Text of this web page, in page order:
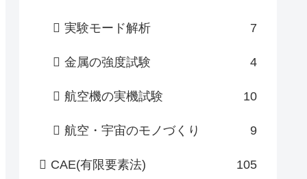
実験モード解析 7
金属の強度試験 4
航空機の実機試験 10
航空・宇宙のモノづくり 9
CAE(有限要素法) 105